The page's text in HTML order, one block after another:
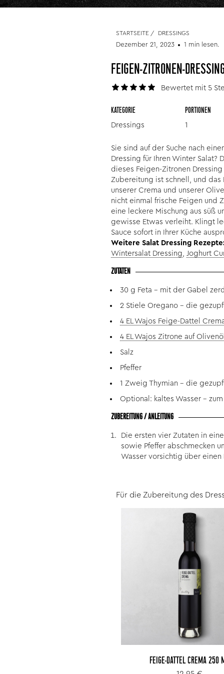
STARTSEITE / DRESSINGS
Dezember 21, 2023 1 min lesen.
FEIGEN-ZITRONEN-
Bewertet mit 5
KATEGORIE
Dressings
PORTIONEN
1
Sie sind auf der Suche nach
Dressing für Ihren Winter Salat?
dieses Feigen-Zitronen
Zubereitung ist schnell, und das
unserer Crema und unserer
nicht einmal frische Feigen und
eine leckere Mischung aus süß
gewisse Etwas verleiht. Klingt
Sauce sofort in Ihrer Küche
Weitere Salat Dressing
Wintersalat Dressing, Joghurt
ZUTATEN
30 g Feta – mit der Gabel
2 Stiele Oregano – die
4 EL Wajos Feige-Dattel
4 EL Wajos Zitrone auf Olivenöl
Salz
Pfeffer
1 Zweig Thymian – die
Optional: kaltes Wasser –
ZUBEREITUNG / ANLEITUNG
Die ersten vier Zutaten in
sowie Pfeffer abschmecken
Wasser vorsichtig über
Für die Zubereitung des
FEIGE-DATTEL CREMA 250